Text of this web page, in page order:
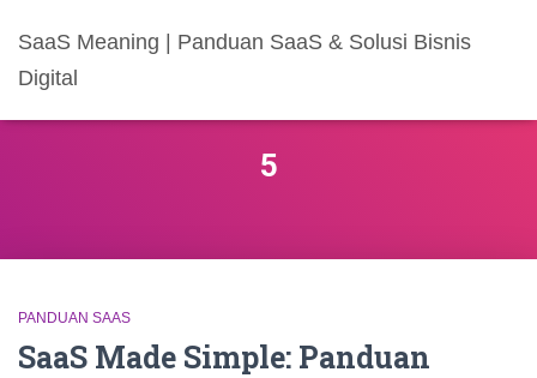
SaaS Meaning | Panduan SaaS & Solusi Bisnis
Digital
5
PANDUAN SAAS
SaaS Made Simple: Panduan